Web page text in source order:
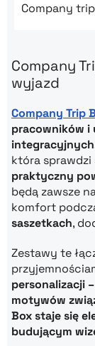
Company
Company
wyjazd
Company Trip
pracowników i
która
praktyczny
będą zawsze
komfort
saszetkach,
Zestawy te
personalizacji
motywów
Box staje się
budującym